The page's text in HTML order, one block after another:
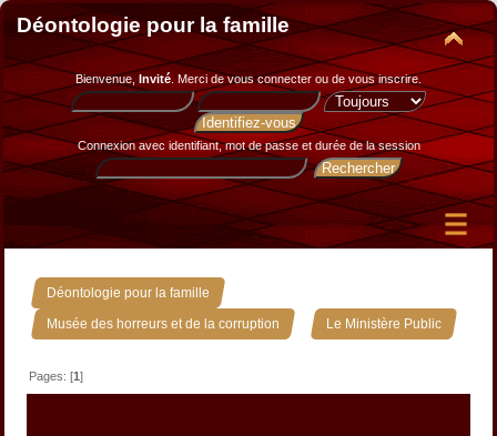
Déontologie pour la famille
Bienvenue, Invité. Merci devous connecter ou de vous inscrire.
Connexion avec identifiant, mot de passe et durée de la session
Déontologie pour la famille »
Musée des horreurs et de la corruption » Le Ministère Public
Pages: [1]